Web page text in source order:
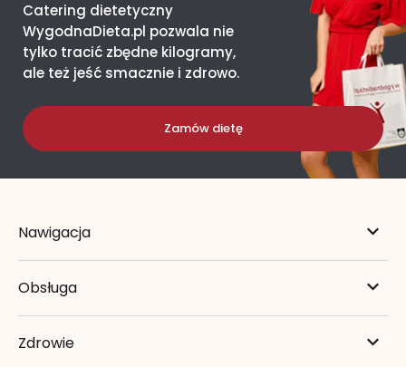
Catering dietetyczny
WygodnaDieta.pl pozwala nie
tylko tracić zbędne kilogramy,
ale też jeść smacznie i zdrowo.
Zamów dietę
Nawigacja
Obsługa
Zdrowie